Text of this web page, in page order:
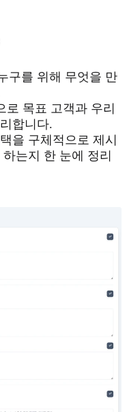
구를 위해 무엇을 만
로 목표 고객과 우리
합니다.
을 구체적으로 제시
는지 한 눈에 정리